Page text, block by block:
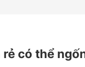
có thể